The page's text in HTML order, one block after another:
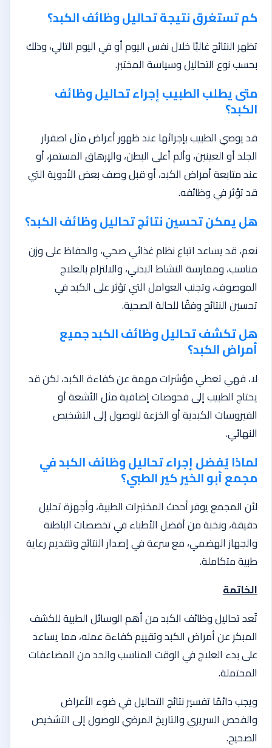
كم تستغرق نتيجة تحاليل وظائف الكبد؟
تظهر النتائج غالبًا خلال نفس اليوم أو في اليوم التالي، وذلك
بحسب نوع التحاليل وسياسة المختبر.
متى يطلب الطبيب إجراء تحاليل وظائف
الكبد؟
قد يوصي الطبيب بإجرائها عند ظهور أعراض مثل اصفرار
الجلد أو العينين، وألم أعلى البطن، والإرهاق المستمر، أو
عند متابعة أمراض الكبد، أو قبل وصف بعض الأدوية التي
قد تؤثر في وظائفه.
هل يمكن تحسين نتائج تحاليل وظائف الكبد؟
نعم، قد يساعد اتباع نظام غذائي صحي، والحفاظ على وزن
مناسب، وممارسة النشاط البدني، والالتزام بالعلاج
الموصوف، وتجنب العوامل التي تؤثر على الكبد في
تحسين النتائج وفقًا للحالة الصحية.
هل تكشف تحاليل وظائف الكبد جميع
أمراض الكبد؟
لا، فهي تعطي مؤشرات مهمة عن كفاءة الكبد، لكن قد
يحتاج الطبيب إلى فحوصات إضافية مثل الأشعة أو
الفيروسات الكبدية أو الخزعة للوصول إلى التشخيص
النهائي.
لماذا يُفضل إجراء تحاليل وظائف الكبد في
مجمع أبو الخير كير الطبي؟
لأن المجمع يوفر أحدث المختبرات الطبية، وأجهزة تحليل
دقيقة، ونخبة من أفضل الأطباء في تخصصات الباطنة
والجهاز الهضمي، مع سرعة في إصدار النتائج وتقديم رعاية
طبية متكاملة.
الخاتمة
تُعد تحاليل وظائف الكبد من أهم الوسائل الطبية للكشف
المبكر عن أمراض الكبد وتقييم كفاءة عمله، مما يساعد
على بدء العلاج في الوقت المناسب والحد من المضاعفات
المحتملة.
ويجب دائمًا تفسير نتائج التحاليل في ضوء الأعراض
والفحص السريري والتاريخ المرضي للوصول إلى التشخيص
الصحيح.